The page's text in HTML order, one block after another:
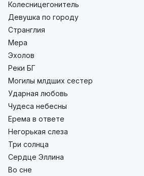
Колесницегонитель
Девушка по городу
Странглия
Мера
Эхолов
Реки БГ
Могилы млдших сестер
Ударная любовь
Чудеса небесны
Ерема в ответе
Негорькая слеза
Три солнца
Сердце Эллина
Во сне